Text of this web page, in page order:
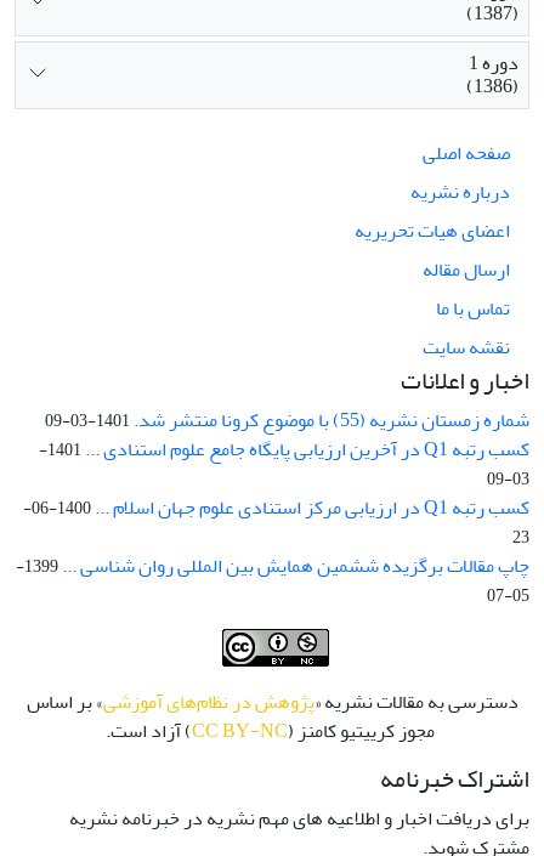
(1387)
دوره 1
(1386)
صفحه اصلی
درباره نشریه
اعضای هیات تحریریه
ارسال مقاله
تماس با ما
نقشه سایت
اخبار و اعلانات
شماره زمستان نشریه (55) با موضوع کرونا منتشر شد. 1401-03-09
کسب رتبه Q1 در آخرین ارزیابی پایگاه جامع علوم استنادی ...
1401-
03-09
کسب رتبه Q1 در ارزیابی مرکز استنادی علوم جهان اسلام ...
1400-06-
23
چاپ مقالات برگزیده ششمین همایش بین المللی روان شناسی ...
1399-
05-07
دسترسی به مقالات نشریه «پژوهش در نظام‌های آموزشی» بر اساس
مجوز کرییتیو کامنز (CC BY-NC) آزاد است.
اشتراک خبرنامه
برای دریافت اخبار و اطلاعیه های مهم نشریه در خبرنامه نشریه
مشترک شوید.